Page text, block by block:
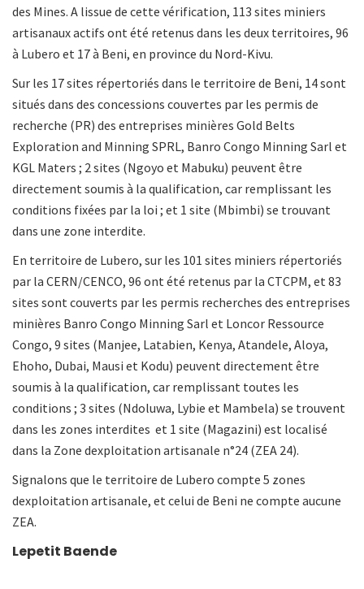
des Mines. A lissue de cette vérification, 113 sites miniers
artisanaux actifs ont été retenus dans les deux territoires, 96
à Lubero et 17 à Beni, en province du Nord-Kivu.
Sur les 17 sites répertoriés dans le territoire de Beni, 14 sont
situés dans des concessions couvertes par les permis de
recherche (PR) des entreprises minières Gold Belts
Exploration and Minning SPRL, Banro Congo Minning Sarl et
KGL Maters ; 2 sites (Ngoyo et Mabuku) peuvent être
directement soumis à la qualification, car remplissant les
conditions fixées par la loi ; et 1 site (Mbimbi) se trouvant
dans une zone interdite.
En territoire de Lubero, sur les 101 sites miniers répertoriés
par la CERN/CENCO, 96 ont été retenus par la CTCPM, et 83
sites sont couverts par les permis recherches des entreprises
minières Banro Congo Minning Sarl et Loncor Ressource
Congo, 9 sites (Manjee, Latabien, Kenya, Atandele, Aloya,
Ehoho, Dubai, Mausi et Kodu) peuvent directement être
soumis à la qualification, car remplissant toutes les
conditions ; 3 sites (Ndoluwa, Lybie et Mambela) se trouvent
dans les zones interdites et 1 site (Magazini) est localisé
dans la Zone dexploitation artisanale n°24 (ZEA 24).
Signalons que le territoire de Lubero compte 5 zones
dexploitation artisanale, et celui de Beni ne compte aucune
ZEA.
Lepetit Baende